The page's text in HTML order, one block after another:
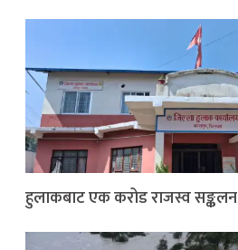
हुलाकबाट एक करोड राजस्व सङ्कलन